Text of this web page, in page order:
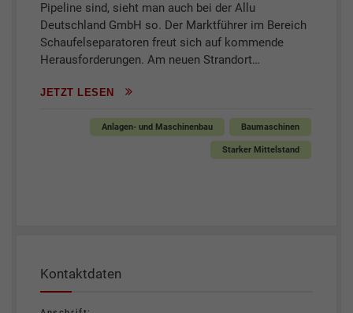
Pipeline sind, sieht man auch bei der Allu
Deutschland GmbH so. Der Marktführer im Bereich
Schaufelseparatoren freut sich auf kommende
Herausforderungen. Am neuen Strandort…
JETZT LESEN
Anlagen- und Maschinenbau Baumaschinen
Starker Mittelstand
Kontaktdaten